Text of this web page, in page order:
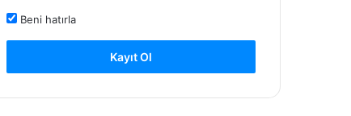
Beni hatırla
Kayıt Ol